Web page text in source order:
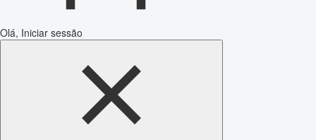
Olá, Iniciar sessão